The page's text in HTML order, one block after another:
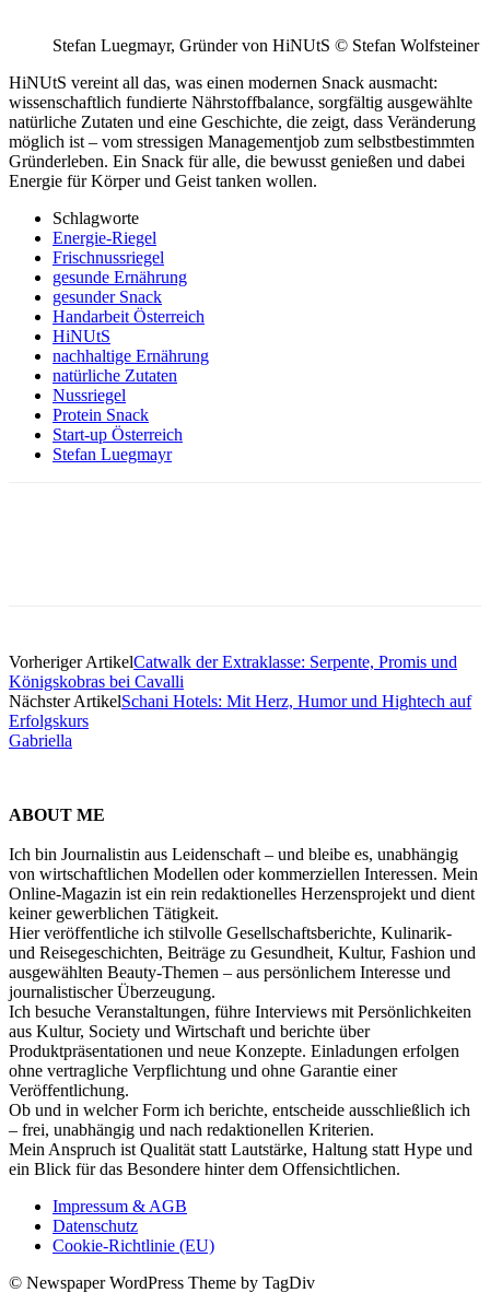
Stefan Luegmayr, Gründer von HiNUtS © Stefan Wolfsteiner
HiNUtS vereint all das, was einen modernen Snack ausmacht:
wissenschaftlich fundierte Nährstoffbalance, sorgfältig ausgewählte
natürliche Zutaten und eine Geschichte, die zeigt, dass Veränderung
möglich ist – vom stressigen Managementjob zum selbstbestimmten
Gründerleben. Ein Snack für alle, die bewusst genießen und dabei
Energie für Körper und Geist tanken wollen.
Schlagworte
Energie-Riegel
Frischnussriegel
gesunde Ernährung
gesunder Snack
Handarbeit Österreich
HiNUtS
nachhaltige Ernährung
natürliche Zutaten
Nussriegel
Protein Snack
Start-up Österreich
Stefan Luegmayr
Vorheriger ArtikelCatwalk der Extraklasse: Serpente, Promis und
Königskobras bei Cavalli
Nächster ArtikelSchani Hotels: Mit Herz, Humor und Hightech auf
Erfolgskurs
Gabriella
ABOUT ME
Ich bin Journalistin aus Leidenschaft – und bleibe es, unabhängig
von wirtschaftlichen Modellen oder kommerziellen Interessen. Mein
Online-Magazin ist ein rein redaktionelles Herzensprojekt und dient
keiner gewerblichen Tätigkeit.
Hier veröffentliche ich stilvolle Gesellschaftsberichte, Kulinarik-
und Reisegeschichten, Beiträge zu Gesundheit, Kultur, Fashion und
ausgewählten Beauty-Themen – aus persönlichem Interesse und
journalistischer Überzeugung.
Ich besuche Veranstaltungen, führe Interviews mit Persönlichkeiten
aus Kultur, Society und Wirtschaft und berichte über
Produktpräsentationen und neue Konzepte. Einladungen erfolgen
ohne vertragliche Verpflichtung und ohne Garantie einer
Veröffentlichung.
Ob und in welcher Form ich berichte, entscheide ausschließlich ich
– frei, unabhängig und nach redaktionellen Kriterien.
Mein Anspruch ist Qualität statt Lautstärke, Haltung statt Hype und
ein Blick für das Besondere hinter dem Offensichtlichen.
Impressum & AGB
Datenschutz
Cookie-Richtlinie (EU)
© Newspaper WordPress Theme by TagDiv